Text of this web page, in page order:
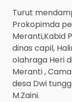
Turut
Prokopimda
Meranti,Kabid
dinas capil,
olahraga Heri
Meranti ,
desa Dwi
M.Zaini.